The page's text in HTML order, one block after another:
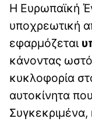
Η Ευρωπαϊκή
υποχρεωτική
εφαρμόζεται
κάνοντας
κυκλοφορία
αυτοκίνητα